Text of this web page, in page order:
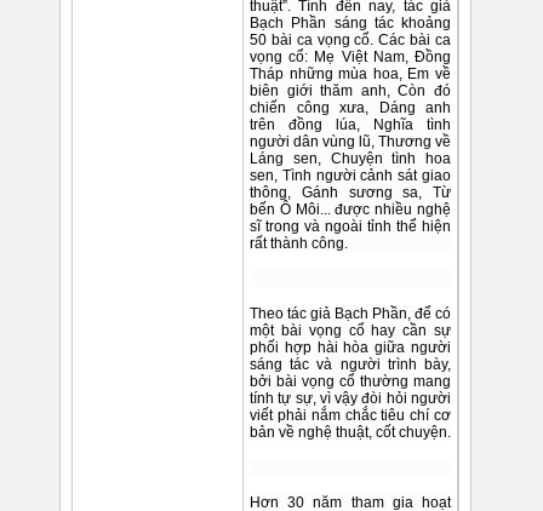
thuật”. Tính đến nay, tác giả
Bạch Phần sáng tác khoảng
50 bài ca vọng cổ. Các bài ca
vọng cổ: Mẹ Việt Nam, Đồng
Tháp những mùa hoa, Em về
biên giới thăm anh, Còn đó
chiến công xưa, Dáng anh
trên đồng lúa, Nghĩa tình
người dân vùng lũ, Thương về
Láng sen, Chuyện tình hoa
sen, Tình người cảnh sát giao
thông, Gánh sương sa, Từ
bến Ô Môi... được nhiều nghệ
sĩ trong và ngoài tỉnh thể hiện
rất thành công.
Theo tác giả Bạch Phần, để có
một bài vọng cổ hay cần sự
phối hợp hài hòa giữa người
sáng tác và người trình bày,
bởi bài vọng cổ thường mang
tính tự sự, vì vậy đòi hỏi người
viết phải nắm chắc tiêu chí cơ
bản về nghệ thuật, cốt chuyện.
Hơn 30 năm tham gia hoạt